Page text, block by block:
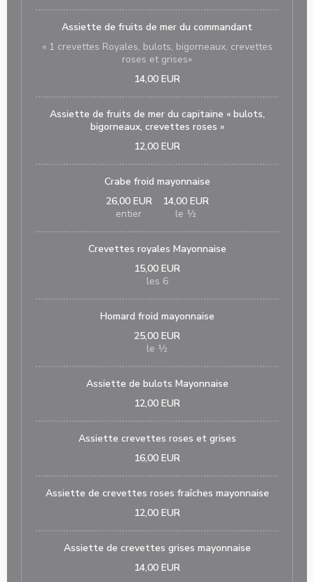
Assiette de fruits de mer du commandant
« 1 crevettes Royales, bulots, bigorneaux, crevettes
roses et grises»
14,00 EUR
Assiette de fruits de mer du capitaine « bulots,
bigorneaux, crevettes roses »
12,00 EUR
Crabe froid mayonnaise
26,00 EUR
entier
14,00 EUR
le ½
Crevettes royales Mayonnaise
15,00 EUR
les 6
Homard froid mayonnaise
25,00 EUR
le ½
Assiette de bulots Mayonnaise
12,00 EUR
Assiette crevettes roses et grises
16,00 EUR
Assiette de crevettes roses fraîches mayonnaise
12,00 EUR
Assiette de crevettes grises mayonnaise
14,00 EUR